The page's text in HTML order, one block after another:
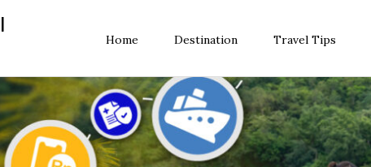
Home Destination Travel Tips